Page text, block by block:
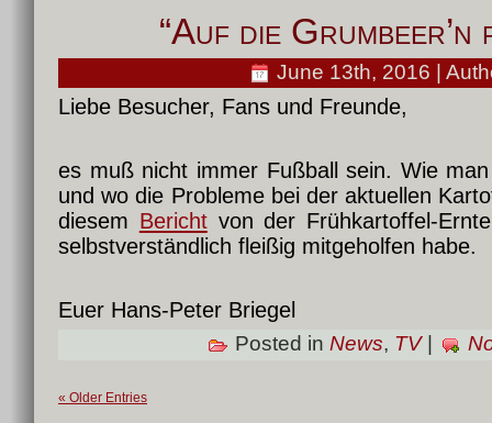
“Auf die
June 13th, 2016 |
Liebe Besucher, Fans und Freunde,
es muß nicht immer Fußball sein. Wie
und wo die Probleme bei der aktuellen
diesem Berichtvon der Frühkartoffel-
selbstverständlich fleißig mitgeholfen habe.
Euer Hans-Peter Briegel
Posted in News, TV|
« Older Entries